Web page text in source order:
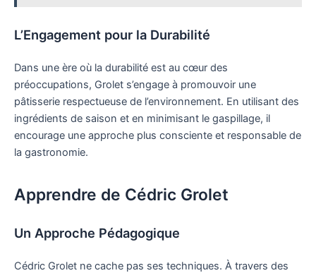
L’Engagement pour la Durabilité
Dans une ère où la durabilité est au cœur des
préoccupations, Grolet s’engage à promouvoir une
pâtisserie respectueuse de l’environnement. En utilisant des
ingrédients de saison et en minimisant le gaspillage, il
encourage une approche plus consciente et responsable de
la gastronomie.
Apprendre de Cédric Grolet
Un Approche Pédagogique
Cédric Grolet ne cache pas ses techniques. À travers des